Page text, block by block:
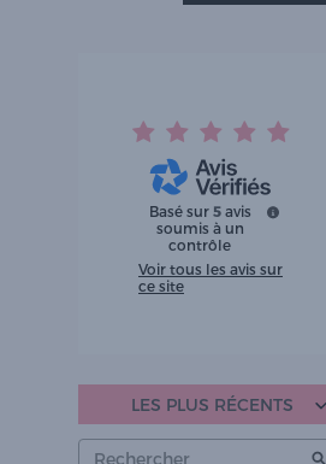
Basé sur 5 avis
soumis à un
contrôle
Voir tous les avis sur
ce site